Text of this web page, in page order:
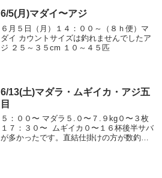
6/5(月)マダイ〜アジ
６月５日（月）１４：００～（８ｈ便）マ
ダイ カウントサイズは釣れませんでしたア
ジ ２５～３５cm １０～４５匹
6/13(土)マダラ・ムギイカ・アジ五
目
５：００〜 マダラ５.０〜７.９kg０〜３枚
１７：３０〜 ムギイカ０〜１６杯後半サバ
が多かったです。直結仕掛けの方が数釣り